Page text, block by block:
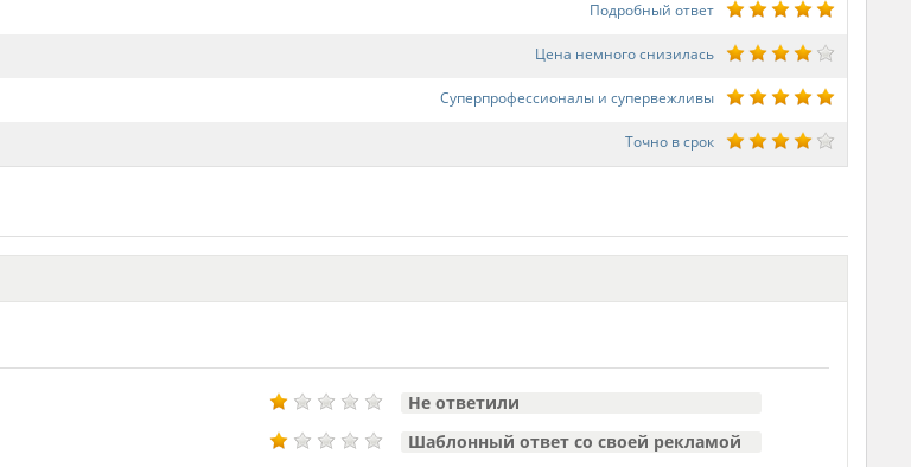
Подробный ответ
Цена немного снизилась
Суперпрофессионалы и супервежливы
Точно в срок
Не ответили
Шаблонный ответ со своей рекламой